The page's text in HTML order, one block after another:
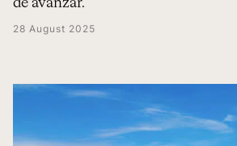
de avanzar.
28 August 2025